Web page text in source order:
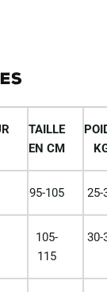
TAILLE
EN CM
95-105 25-
105-
115
30-